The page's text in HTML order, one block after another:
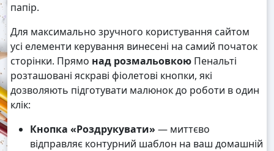
папір.
Для максимально зручного користування сайтом
усі елементи керування винесені на самий початок
сторінки. Прямо над розмальовкою Пенальті
розташовані яскраві фіолетові кнопки, які
дозволяють підготувати малюнок до роботи в один
клік:
Кнопка «Роздрукувати» — миттєво
відправляє контурний шаблон на ваш домашній